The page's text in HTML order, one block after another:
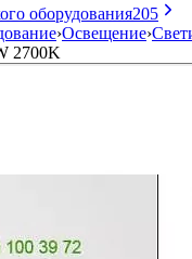
оборудования205
›Освещение›
2700K